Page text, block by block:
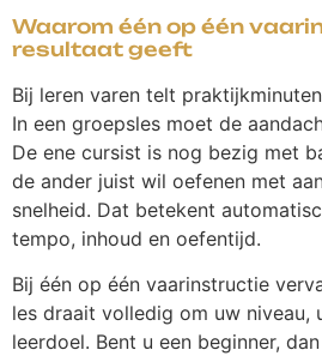
Waarom één op één
resultaat geeft
Bij leren varen telt
In een groepsles moet de
De ene cursist is nog bezig met
de ander juist wil oefenen met
snelheid. Dat betekent
tempo, inhoud en oefentijd.
Bij één op één vaarinstructie
les draait volledig om uw niveau,
leerdoel. Bent u een beginner,